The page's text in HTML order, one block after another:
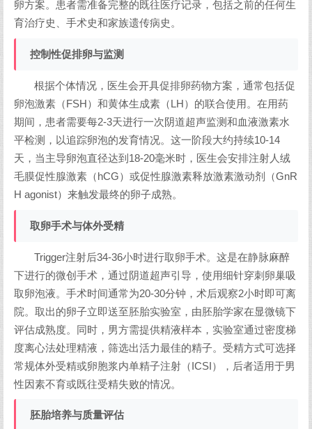
卵方案。患者需准备完整的既往医疗记录，包括之前的任何生
育治疗史、手术史和家族遗传病史。
控制性促排卵与监测
根据个体情况，医生会开具促排卵药物方案，通常包括促
卵泡激素（FSH）和黄体生成素（LH）的联合使用。在用药
期间，患者需要每2-3天进行一次阴道超声监测和血液激素水
平检测，以追踪卵泡的发育情况。这一阶段大约持续10-14
天，当主导卵泡直径达到18-20毫米时，医生会安排注射人绒
毛膜促性腺激素（hCG）或促性腺激素释放激素激动剂（GnR
H agonist）来触发最终的卵子成熟。
取卵手术与体外受精
Trigger注射后34-36小时进行取卵手术。这是在静脉麻醉
下进行的微创手术，通过阴道超声引导，使用细针穿刺卵巢吸
取卵泡液。手术时间通常为20-30分钟，术后观察2小时即可离
院。取出的卵子立即送至胚胎实验室，由胚胎学家在显微镜下
评估成熟度。同时，男方需提供精液样本，实验室通过密度梯
度离心法处理精液，筛选出活力最佳的精子。受精方式可选择
常规体外受精或卵胞浆内单精子注射（ICSI），后者适用于男
性因素不育或既往受精失败的情况。
胚胎培养与质量评估